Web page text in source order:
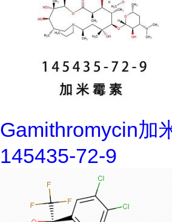
Gamithromycin加
145435-72-9